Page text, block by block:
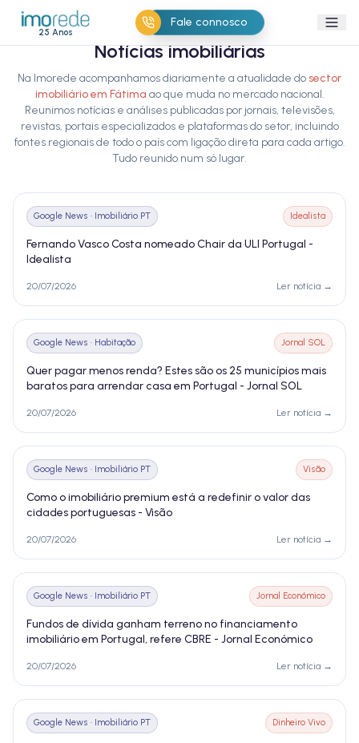
25 Anos
Fale connosco
Notícias imobiliárias
Na Imorede acompanhamos diariamente a atualidade do sector
imobiliário em Fátima ao que muda no mercado nacional.
Reunimos notícias e análises publicadas por jornais, televisões,
revistas, portais especializados e plataformas do setor, incluindo
fontes regionais de todo o país com ligação direta para cada artigo.
Tudo reunido num só lugar.
Google News · Imobiliário PT Idealista
Fernando Vasco Costa nomeado Chair da ULI Portugal -
Idealista
20/07/2026 Ler notícia →
Google News · Habitação Jornal SOL
Quer pagar menos renda? Estes são os 25 municípios mais
baratos para arrendar casa em Portugal - Jornal SOL
20/07/2026 Ler notícia →
Google News · Imobiliário PT Visão
Como o imobiliário premium está a redefinir o valor das
cidades portuguesas - Visão
20/07/2026 Ler notícia →
Google News · Imobiliário PT Jornal Económico
Fundos de dívida ganham terreno no financiamento
imobiliário em Portugal, refere CBRE - Jornal Económico
20/07/2026 Ler notícia →
Google News · Imobiliário PT Dinheiro Vivo